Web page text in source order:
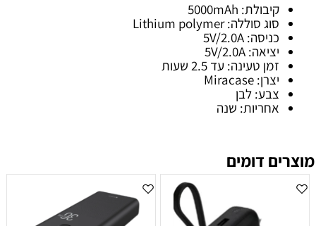
קיבולת: 5000mAh
סוג סוללה: Lithium polymer
כניסה: 5V/2.0A
יציאה: 5V/2.0A
זמן טעינה: עד 2.5 שעות
יצרן: Miracase
צבע: לבן
אחריות: שנה
מוצרים דומים